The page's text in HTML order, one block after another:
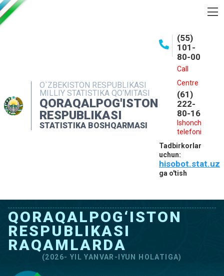
O`ZBEKISTON RESPUBLIKASI
MILLIY STATISTIKA QO‘MITASI
QORAQALPOG'ISTON
RESPUBLIKASI
STATISTIKA BOSHQARMASI
(55)
101-
80-00
Call
Centre
(61)
222-
80-16
Ishonch
telefoni
Tadbirkorlar
uchun:
hisobot.stat.uz
ga o'tish
INTERAKTIV XIZMATLAR
MATBUOT XIZMATI
MUROJAATLAR
QORAQALPOG‘ISTON
RESPUBLIKASI
RAQAMLARDA
(2026- YIL YANVAR-IYUN HOLATIGA)